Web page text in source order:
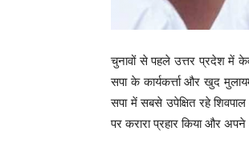
चुनावों से पहले उत्तर प्रदेश में
सपा के कार्यकर्त्ता और खुद
सपा में सबसे उपेक्षित रहे
पर करारा प्रहार किया और